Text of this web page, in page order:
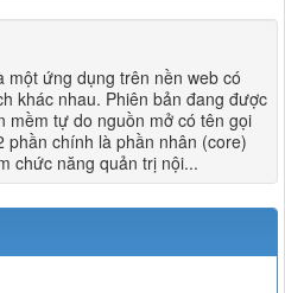
một ứng dụng trên nền web có
khác nhau. Phiên bản đang được
mềm tự do nguồn mở có tên gọi
phần chính là phần nhân (core)
chức năng quản trị nội...